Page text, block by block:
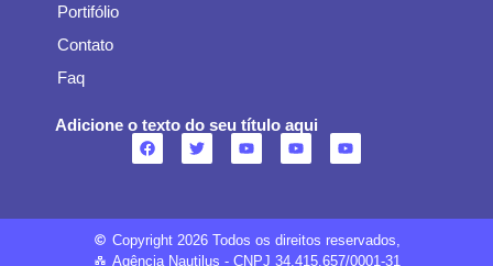
Portifólio
Contato
Faq
Adicione o texto do seu título aqui
Copyright 2026 Todos os direitos reservados,
Agência Nautilus - CNPJ 34.415.657/0001-31